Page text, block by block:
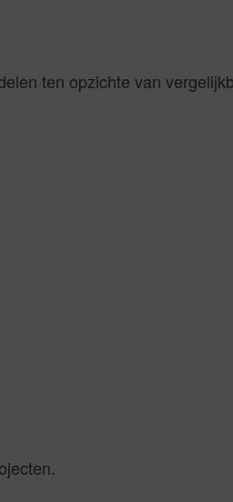
ten opzichte van